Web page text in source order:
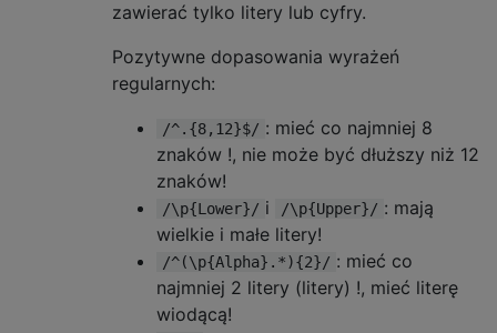
zawierać tylko litery lub cyfry.
Pozytywne dopasowania wyrażeń
regularnych:
/^.{8,12}$/ : mieć co najmniej 8
znaków !, nie może być dłuższy niż 12
znaków!
/\p{Lower}/ i /\p{Upper}/ : mają
wielkie i małe litery!
/^(\p{Alpha}.*){2}/ : mieć co
najmniej 2 litery (litery) !, mieć literę
wiodącą!